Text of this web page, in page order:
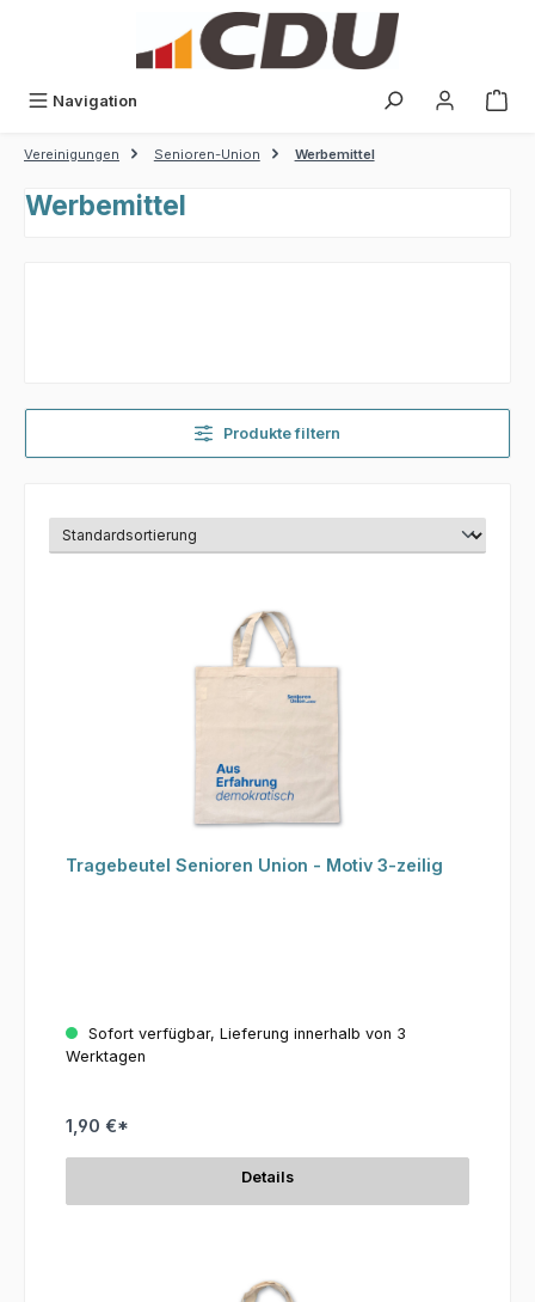
Navigation
Vereinigungen Senioren-Union Werbemittel
Werbemittel
Produkte filtern
Tragebeutel Senioren Union - Motiv 3-zeilig
Sofort verfügbar, Lieferung innerhalb von 3
Werktagen
1,90 €*
Details